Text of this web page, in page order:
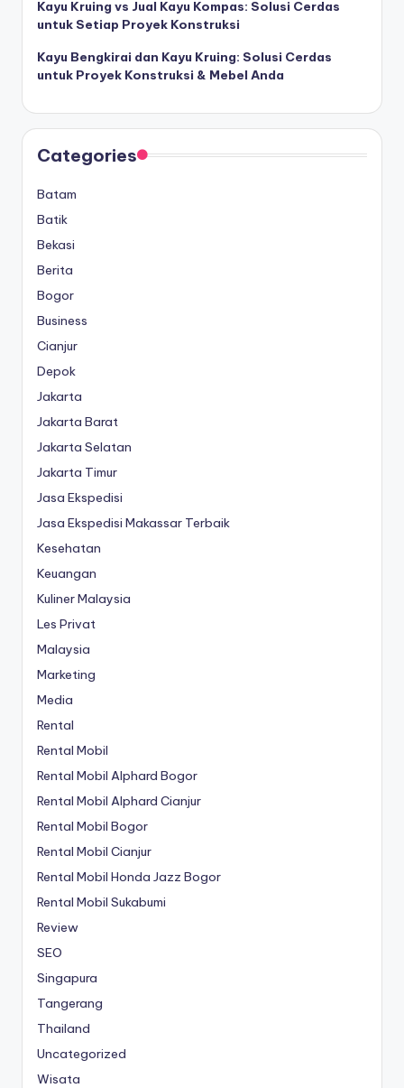
Kayu Kruing vs Jual Kayu Kompas: Solusi Cerdas
untuk Setiap Proyek Konstruksi
Kayu Bengkirai dan Kayu Kruing: Solusi Cerdas
untuk Proyek Konstruksi & Mebel Anda
Categories
Batam
Batik
Bekasi
Berita
Bogor
Business
Cianjur
Depok
Jakarta
Jakarta Barat
Jakarta Selatan
Jakarta Timur
Jasa Ekspedisi
Jasa Ekspedisi Makassar Terbaik
Kesehatan
Keuangan
Kuliner Malaysia
Les Privat
Malaysia
Marketing
Media
Rental
Rental Mobil
Rental Mobil Alphard Bogor
Rental Mobil Alphard Cianjur
Rental Mobil Bogor
Rental Mobil Cianjur
Rental Mobil Honda Jazz Bogor
Rental Mobil Sukabumi
Review
SEO
Singapura
Tangerang
Thailand
Uncategorized
Wisata